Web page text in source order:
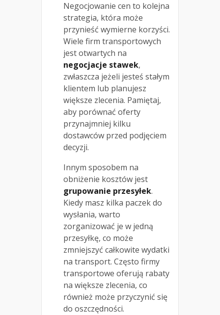
Negocjowanie cen to kolejna
strategia, która może
przynieść wymierne korzyści.
Wiele firm transportowych
jest otwartych na
negocjacje stawek,
zwłaszcza jeżeli jesteś stałym
klientem lub planujesz
większe zlecenia. Pamiętaj,
aby porównać oferty
przynajmniej kilku
dostawców przed podjęciem
decyzji.
Innym sposobem na
obniżenie kosztów jest
grupowanie przesyłek.
Kiedy masz kilka paczek do
wysłania, warto
zorganizować je w jedną
przesyłkę, co może
zmniejszyć całkowite wydatki
na transport. Często firmy
transportowe oferują rabaty
na większe zlecenia, co
również może przyczynić się
do oszczędności.